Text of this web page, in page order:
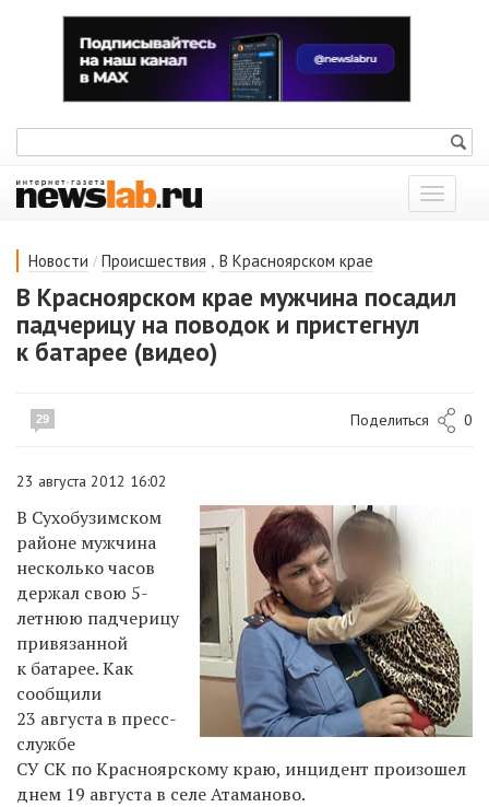
Показать
меню
Новости / Происшествия , В Красноярском крае
В Красноярском крае мужчина посадил
падчерицу на поводок и пристегнул
к батарее (видео)
29 Поделиться 0
23 августа 2012 16:02
В Сухобузимском
районе мужчина
несколько часов
держал свою 5-
летнюю падчерицу
привязанной
к батарее. Как
сообщили
23 августа в пресс-
службе
СУ СК по Красноярскому краю, инцидент произошел
днем 19 августа в селе Атаманово.